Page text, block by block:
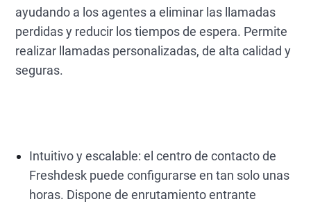
ayudando a los agentes a eliminar las llamadas
perdidas y reducir los tiempos de espera. Permite
realizar llamadas personalizadas, de alta calidad y
seguras.
Intuitivo y escalable: el centro de contacto de
Freshdesk puede configurarse en tan solo unas
horas. Dispone de enrutamiento entrante